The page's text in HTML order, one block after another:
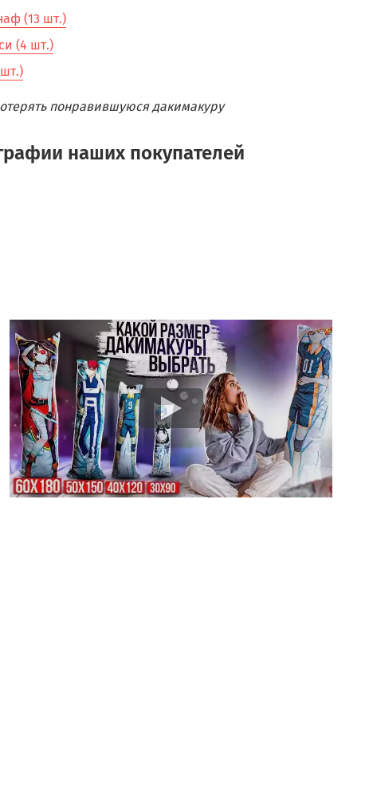
(13 шт.)
(4 шт.)
понравившуюся дакимакуру
наших покупателей